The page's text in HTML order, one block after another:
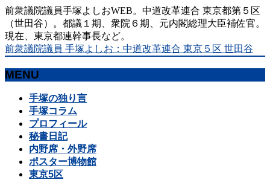
前衆議院議員手塚よしおWEB。中道改革連合 東京都第５区
（世田谷）。都議１期、衆院６期、元内閣総理大臣補佐官。
現在、東京都連幹事長など。
前衆議院議員 手塚よしお：中道改革連合 東京５区 世田谷
MENU
手塚の独り言
手塚コラム
プロフィール
秘書日記
内野席・外野席
ポスター博物館
東京5区